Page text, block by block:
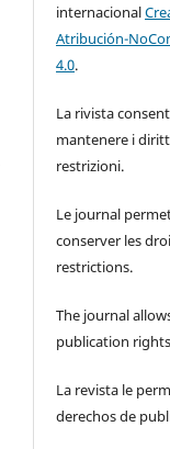
internacional
Atribución-
4.0.
La rivista
mantenere i
restrizioni.
Le journal
conserver les
restrictions.
The journal
publication
La revista le
derechos de